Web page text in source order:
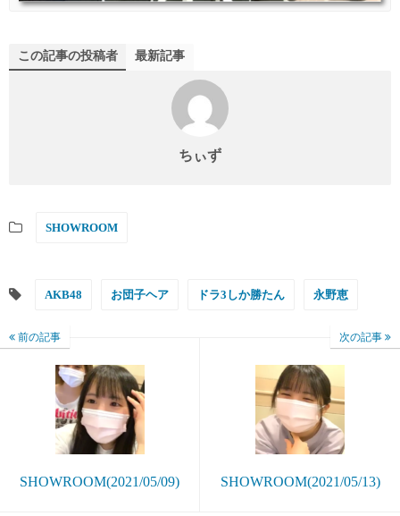
この記事の投稿者 最新記事
ちぃず
SHOWROOM
AKB48 お団子ヘア ドラ3しか勝たん 永野恵
前の記事
SHOWROOM(2021/05/09)
次の記事
SHOWROOM(2021/05/13)